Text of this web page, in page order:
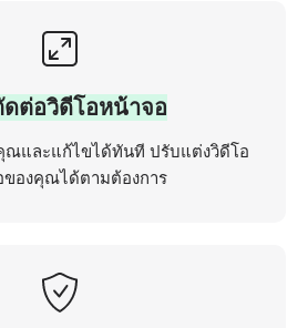
ดต่อวิดีโอหน้าจอ
และแก้ไขได้ทันที ปรับแต่งวิดีโอ
องคุณได้ตามต้องการ